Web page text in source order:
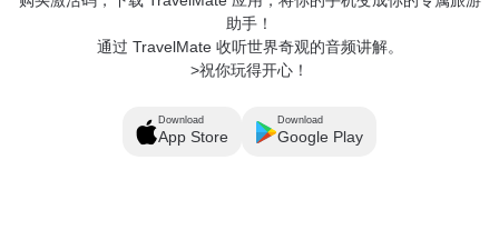
助手！
通过 TravelMate 收听世界奇观的音频讲解。
>祝你玩得开心！
Download
App Store
Download
Google Play